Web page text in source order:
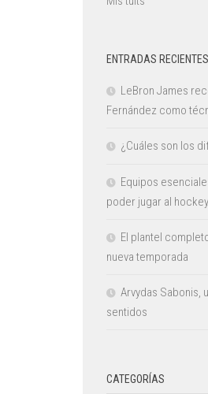
ENTRADAS RECIENTES
LeBron James
Fernández como
¿Cuáles son los
Equipos
poder jugar al hockey
El plantel
nueva temporada
Arvydas Sabonis,
sentidos
CATEGORÍAS